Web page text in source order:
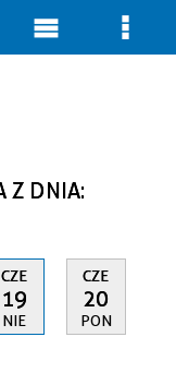
Z DNIA:
CZE
19
NIE
CZE
20
PON
Menu Menu